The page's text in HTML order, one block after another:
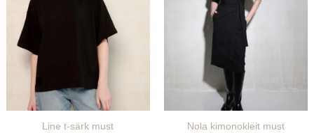
Line t-särk must Nola kimonokleit must